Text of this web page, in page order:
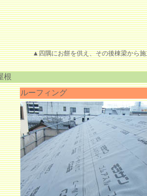
▲四隅にお餅を供え、その後棟梁から
根
ルーフィング